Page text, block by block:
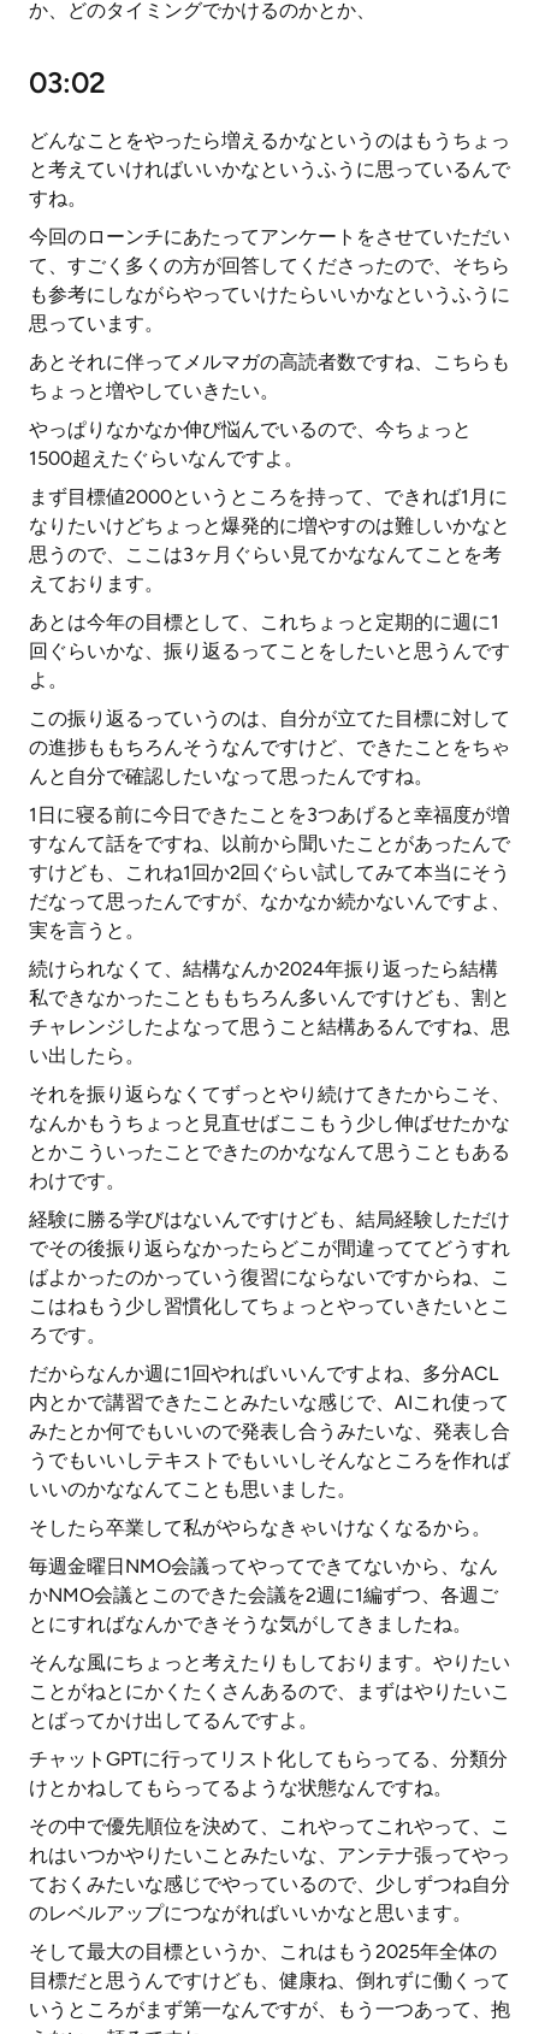
か、どのタイミングでかけるのかとか、
03:02
どんなことをやったら増えるかなというのはもうちょっ
と考えていければいいかなというふうに思っているんで
すね。
今回のローンチにあたってアンケートをさせていただい
て、すごく多くの方が回答してくださったので、そちら
も参考にしながらやっていけたらいいかなというふうに
思っています。
あとそれに伴ってメルマガの高読者数ですね、こちらも
ちょっと増やしていきたい。
やっぱりなかなか伸び悩んでいるので、今ちょっと
1500超えたぐらいなんですよ。
まず目標値2000というところを持って、できれば1月に
なりたいけどちょっと爆発的に増やすのは難しいかなと
思うので、ここは3ヶ月ぐらい見てかななんてことを考
えております。
あとは今年の目標として、これちょっと定期的に週に1
回ぐらいかな、振り返るってことをしたいと思うんです
よ。
この振り返るっていうのは、自分が立てた目標に対して
の進捗ももちろんそうなんですけど、できたことをちゃ
んと自分で確認したいなって思ったんですね。
1日に寝る前に今日できたことを3つあげると幸福度が増
すなんて話をですね、以前から聞いたことがあったんで
すけども、これね1回か2回ぐらい試してみて本当にそう
だなって思ったんですが、なかなか続かないんですよ、
実を言うと。
続けられなくて、結構なんか2024年振り返ったら結構
私できなかったことももちろん多いんですけども、割と
チャレンジしたよなって思うこと結構あるんですね、思
い出したら。
それを振り返らなくてずっとやり続けてきたからこそ、
なんかもうちょっと見直せばここもう少し伸ばせたかな
とかこういったことできたのかななんて思うこともある
わけです。
経験に勝る学びはないんですけども、結局経験しただけ
でその後振り返らなかったらどこが間違っててどうすれ
ばよかったのかっていう復習にならないですからね、こ
こはねもう少し習慣化してちょっとやっていきたいとこ
ろです。
だからなんか週に1回やればいいんですよね、多分ACL
内とかで講習できたことみたいな感じで、AIこれ使って
みたとか何でもいいので発表し合うみたいな、発表し合
うでもいいしテキストでもいいしそんなところを作れば
いいのかななんてことも思いました。
そしたら卒業して私がやらなきゃいけなくなるから。
毎週金曜日NMO会議ってやってできてないから、なん
かNMO会議とこのできた会議を2週に1編ずつ、各週ご
とにすればなんかできそうな気がしてきましたね。
そんな風にちょっと考えたりもしております。やりたい
ことがねとにかくたくさんあるので、まずはやりたいこ
とばってかけ出してるんですよ。
チャットGPTに行ってリスト化してもらってる、分類分
けとかねしてもらってるような状態なんですね。
その中で優先順位を決めて、これやってこれやって、こ
れはいつかやりたいことみたいな、アンテナ張ってやっ
ておくみたいな感じでやっているので、少しずつね自分
のレベルアップにつながればいいかなと思います。
そして最大の目標というか、これはもう2025年全体の
目標だと思うんですけども、健康ね、倒れずに働くって
いうところがまず第一なんですが、もう一つあって、抱